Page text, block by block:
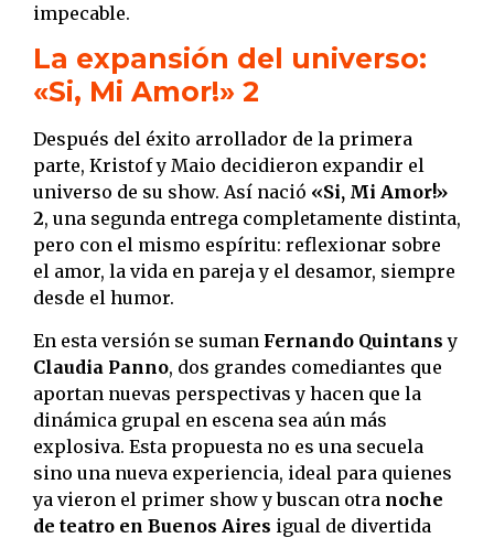
impecable.
La expansión del universo:
«Si, Mi Amor!» 2
Después del éxito arrollador de la primera
parte, Kristof y Maio decidieron expandir el
universo de su show. Así nació «Si, Mi Amor!»
2, una segunda entrega completamente distinta,
pero con el mismo espíritu: reflexionar sobre
el amor, la vida en pareja y el desamor, siempre
desde el humor.
En esta versión se suman Fernando Quintans y
Claudia Panno, dos grandes comediantes que
aportan nuevas perspectivas y hacen que la
dinámica grupal en escena sea aún más
explosiva. Esta propuesta no es una secuela
sino una nueva experiencia, ideal para quienes
ya vieron el primer show y buscan otra noche
de teatro en Buenos Aires igual de divertida